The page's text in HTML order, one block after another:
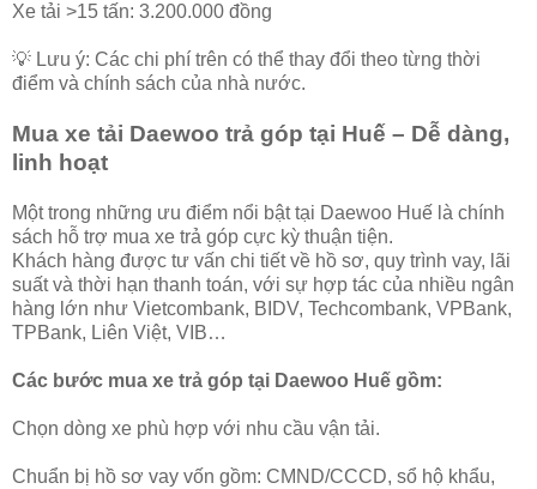
Xe tải >15 tấn: 3.200.000 đồng
💡 Lưu ý: Các chi phí trên có thể thay đổi theo từng thời
điểm và chính sách của nhà nước.
Mua xe tải Daewoo trả góp tại Huế – Dễ dàng,
linh hoạt
Một trong những ưu điểm nổi bật tại Daewoo Huế là chính
sách hỗ trợ mua xe trả góp cực kỳ thuận tiện.
Khách hàng được tư vấn chi tiết về hồ sơ, quy trình vay, lãi
suất và thời hạn thanh toán, với sự hợp tác của nhiều ngân
hàng lớn như Vietcombank, BIDV, Techcombank, VPBank,
TPBank, Liên Việt, VIB…
Các bước mua xe trả góp tại Daewoo Huế gồm:
Chọn dòng xe phù hợp với nhu cầu vận tải.
Chuẩn bị hồ sơ vay vốn gồm: CMND/CCCD, sổ hộ khẩu,